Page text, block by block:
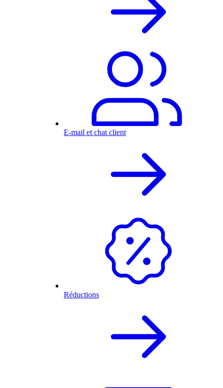
E-mail et chat client
Réductions